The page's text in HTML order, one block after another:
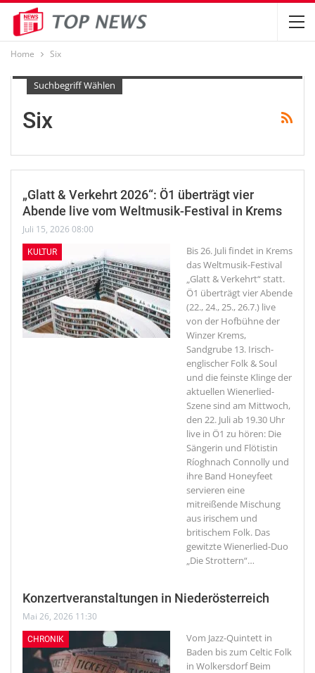
Home Six
Suchbegriff Wählen
Six
„Glatt & Verkehrt 2026“: Ö1 überträgt vier
Abende live vom Weltmusik-Festival in Krems
Juli 15, 2026 08:00
KULTUR
Bis 26. Juli findet in Krems
das Weltmusik-Festival
„Glatt & Verkehrt“ statt.
Ö1 überträgt vier Abende
(22., 24., 25., 26.7.) live
von der Hofbühne der
Winzer Krems,
Sandgrube 13. Irisch-
englischer Folk & Soul
und die feinste Klinge der
aktuellen Wienerlied-
Szene sind am Mittwoch,
den 22. Juli ab 19.30 Uhr
live in Ö1 zu hören: Die
Sängerin und Flötistin
Ríoghnach Connolly und
ihre Band Honeyfeet
servieren eine
mitreißende Mischung
aus irischem und
britischem Folk. Das
gewitzte Wienerlied-Duo
„Die Strottern“…
Konzertveranstaltungen in Niederösterreich
Mai 26, 2026 11:30
CHRONIK
Vom Jazz-Quintett in
Baden bis zum Celtic Folk
in WolkersdorfBeim